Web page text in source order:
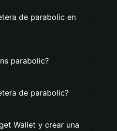
de parabolic en
parabolic?
de parabolic?
Wallet y crear una